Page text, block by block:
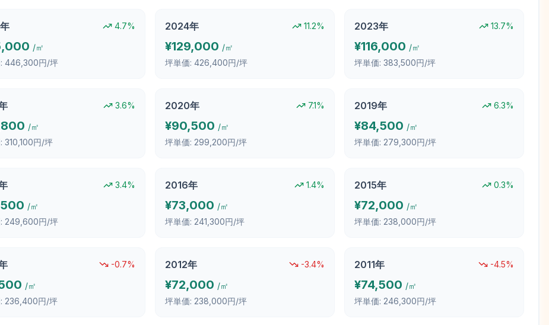
年 4.7%
/㎡
446,300円/坪
2024年 11.2%
¥129,000 /㎡
坪単価: 426,400円/坪
2023年 13.7%
¥116,000 /㎡
坪単価: 383,500円/坪
3.6%
/㎡
310,100円/坪
2020年 7.1%
¥90,500 /㎡
坪単価: 299,200円/坪
2019年 6.3%
¥84,500 /㎡
坪単価: 279,300円/坪
3.4%
/㎡
249,600円/坪
2016年 1.4%
¥73,000 /㎡
坪単価: 241,300円/坪
2015年 0.3%
¥72,000 /㎡
坪単価: 238,000円/坪
-0.7%
/㎡
236,400円/坪
2012年 -3.4%
¥72,000 /㎡
坪単価: 238,000円/坪
2011年 -4.5%
¥74,500 /㎡
坪単価: 246,300円/坪